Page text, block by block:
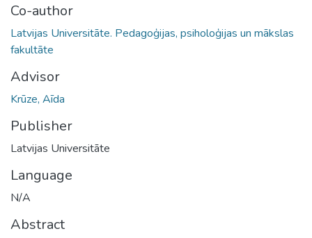
Co-author
Latvijas Universitāte. Pedagoģijas, psiholoģijas un mākslas
fakultāte
Advisor
Krūze, Aīda
Publisher
Latvijas Universitāte
Language
N/A
Abstract